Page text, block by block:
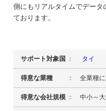
側にもリアルタイムでデータ
ております。
サポート対象国 ： タイ
得意な業種 ： 全業種
得意な会社規模 ： 中小～大